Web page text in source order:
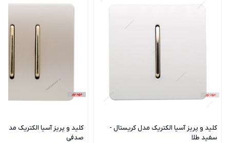
کلید و پریز آسیا الکتریک مدل کریستال -
سفید طلا
کلید و پریز آسیا الکتریک مدل
صدفی